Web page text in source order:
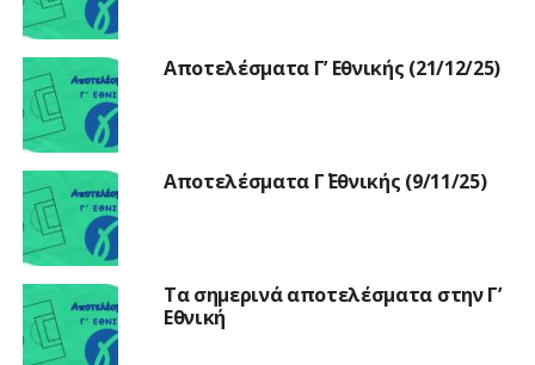
Αποτελέσματα Γ’ Εθνικής (21/12/25)
Αποτελέσματα Γ΄ Εθνικής (9/11/25)
Τα σημερινά αποτελέσματα στην Γ’
Εθνική